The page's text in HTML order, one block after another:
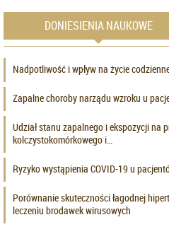
DONIESIENIA NAUKOWE
Nadpotliwość i wpływ na życie
Zapalne choroby narządu wzroku u
Udział stanu zapalnego i ekspozycji na
kolczystokomórkowego i…
Ryzyko wystąpienia COVID-19 u
Porównanie skuteczności łagodnej
leczeniu brodawek wirusowych